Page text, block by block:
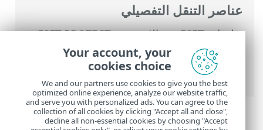
عناصر التنقل التفصيلي
تعليمات ESET عبر الإنترنت >
ESET PROTECT
>
استخدام ‎ESET PROTECT
>القائمة الرئيسية
ESET PROTECT
>أجهزة الكمبيوتر
المجموعات
> المجموعات الثابتة
Your account, your
cookies choice
We and our partners use cookies to give you the best
optimized online experience, analyze our website traffic,
and serve you with personalized ads. You can agree to the
collection of all cookies by clicking "Accept all and close",
decline all non-essential cookies by choosing "Accept